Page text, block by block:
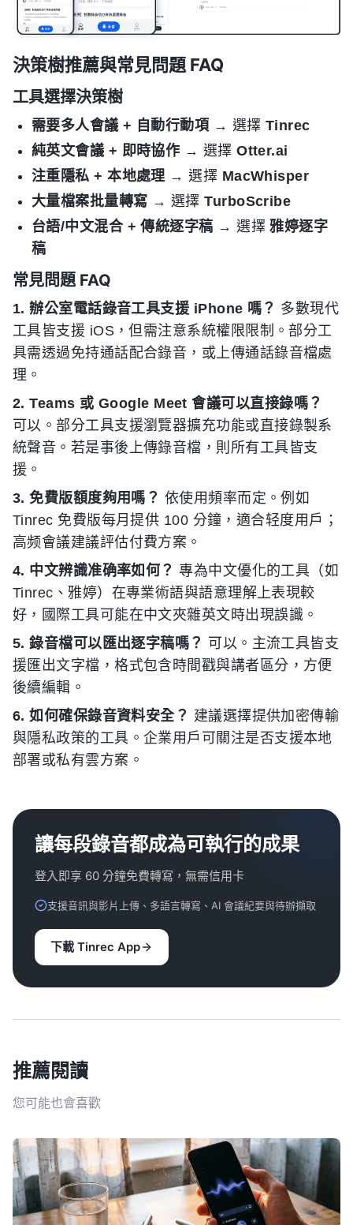
決策樹推薦與常見問題 FAQ
工具選擇決策樹
需要多人會議 + 自動行動項 → 選擇Tinrec
純英文會議 + 即時協作 → 選擇Otter.ai
注重隱私 + 本地處理 → 選擇 MacWhisper
大量檔案批量轉寫 → 選擇TurboScribe
台語/中文混合 + 傳統逐字稿 → 選擇雅婷逐字
稿
常見問題 FAQ
1. 辦公室電話錄音工具支援 iPhone 嗎？ 多數現代
工具皆支援 iOS，但需注意系統權限限制。部分工
具需透過免持通話配合錄音，或上傳通話錄音檔處
理。
2. Teams 或 Google Meet 會議可以直接錄嗎？
可以。部分工具支援瀏覽器擴充功能或直接錄製系
統聲音。若是事後上傳錄音檔，則所有工具皆支
援。
3. 免費版額度夠用嗎？ 依使用頻率而定。例如
Tinrec 免費版每月提供 100 分鐘，適合轻度用戶；
高频會議建議評估付費方案。
4. 中文辨識准确率如何？ 專為中文優化的工具（如
Tinrec、雅婷）在專業術語與語意理解上表現較
好，國際工具可能在中文夾雜英文時出現誤識。
5. 錄音檔可以匯出逐字稿嗎？ 可以。主流工具皆支
援匯出文字檔，格式包含時間戳與講者區分，方便
後續編輯。
6. 如何確保錄音資料安全？ 建議選擇提供加密傳輸
與隱私政策的工具。企業用戶可關注是否支援本地
部署或私有雲方案。
讓每段錄音都成為可執行的成果
登入即享 60 分鐘免費轉寫，無需信用卡
支援音訊與影片上傳、多語言轉寫、AI 會議紀要與待辦擷取
下載 Tinrec App
推薦閱讀
您可能也會喜歡